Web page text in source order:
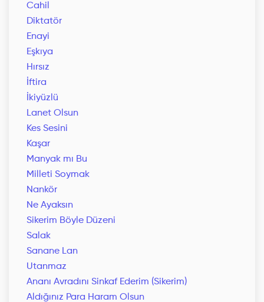
Cahil
Diktatör
Enayi
Eşkıya
Hırsız
İftira
İkiyüzlü
Lanet Olsun
Kes Sesini
Kaşar
Manyak mı Bu
Milleti Soymak
Nankör
Ne Ayaksın
Sikerim Böyle Düzeni
Salak
Sanane Lan
Utanmaz
Ananı Avradını Sinkaf Ederim (Sikerim)
Aldığınız Para Haram Olsun